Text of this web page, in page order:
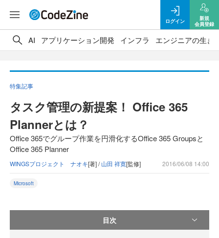
ログイン
新規
会員登録
AI アプリケーション開発 インフラ エンジニアの生き
特集記事
タスク管理の新提案！ Office 365
Plannerとは？
Office 365でグループ作業を円滑化するOffice 365 Groupsと
Office 365 Planner
WINGSプロジェクト ナオキ[著] /山田 祥寛[監修] 2016/06/08 14:00
Microsoft
目次